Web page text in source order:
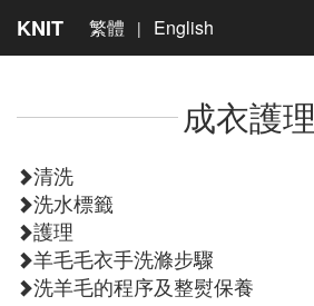
KNIT 繁體 | English
成衣護理
清洗
洗水標籤
護理
羊毛毛衣手洗滌步驟
洗羊毛的程序及整熨保養